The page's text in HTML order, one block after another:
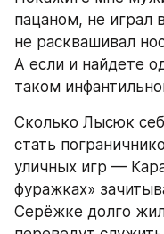
пацаном, не играл
не расквашивал
А если и найдете
таком
Сколько Лысюк
стать
уличных игр —
фуражках»
Серёжке долго